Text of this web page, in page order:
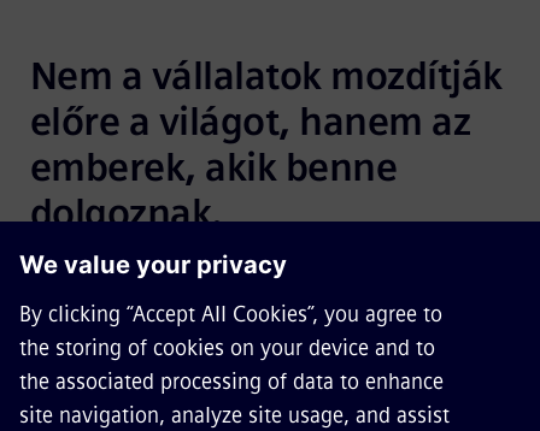
Nem a vállalatok mozdítják
előre a világot, hanem az
emberek, akik benne
dolgoznak.
megoldásait munkatársaink, pillants be a
mindennapjaikba!